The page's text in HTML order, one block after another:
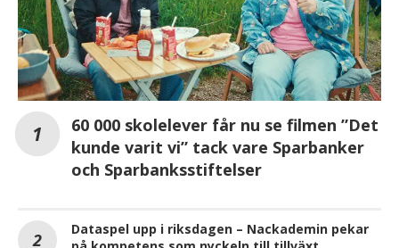
60 000 skolelever får nu se filmen ”Det
kunde varit vi” tack vare Sparbanker
och Sparbanksstiftelser
Dataspel upp i riksdagen – Nackademin pekar